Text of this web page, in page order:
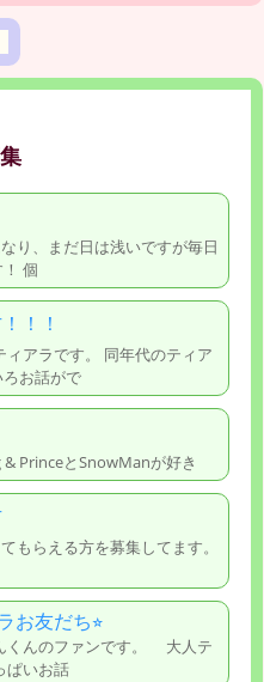
り、まだ日は浅いですが毎日
個
！！
アラです。 同年代のティア
お話がで
& PrinceとSnowManが好き
もらえる方を募集してます。
お友だち⭐︎
くんのファンです。 大人テ
ぱいお話